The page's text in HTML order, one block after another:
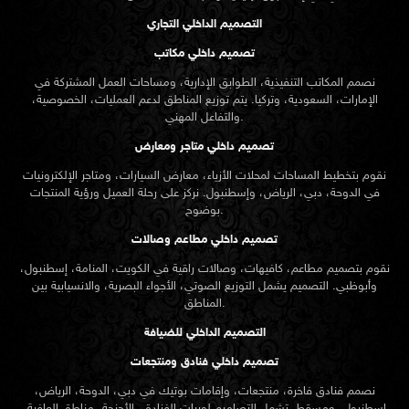
التصميم الداخلي التجاري
تصميم داخلي مكاتب
نصمم المكاتب التنفيذية، الطوابق الإدارية، ومساحات العمل المشتركة في
الإمارات، السعودية، وتركيا. يتم توزيع المناطق لدعم العمليات، الخصوصية،
والتفاعل المهني.
تصميم داخلي متاجر ومعارض
نقوم بتخطيط المساحات لمحلات الأزياء، معارض السيارات، ومتاجر الإلكترونيات
في الدوحة، دبي، الرياض، وإسطنبول. نركز على رحلة العميل ورؤية المنتجات
بوضوح.
تصميم داخلي مطاعم وصالات
نقوم بتصميم مطاعم، كافيهات، وصالات راقية في الكويت، المنامة، إسطنبول،
وأبوظبي. التصميم يشمل التوزيع الصوتي، الأجواء البصرية، والانسيابية بين
المناطق.
التصميم الداخلي للضيافة
تصميم داخلي فنادق ومنتجعات
نصمم فنادق فاخرة، منتجعات، وإقامات بوتيك في دبي، الدوحة، الرياض،